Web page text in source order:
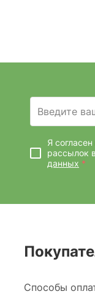
Введите
Я
рассылок
данных *
Способы